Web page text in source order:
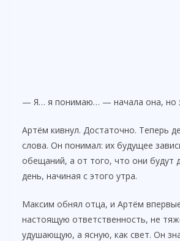
— Я… я понимаю… — начала она, но
Артём кивнул. Достаточно. Теперь
слова. Он понимал: их будущее
обещаний, а от того, что они будут
день, начиная с этого утра.
Максим обнял отца, и Артём
настоящую ответственность, не
удушающую, а ясную, как свет. Он